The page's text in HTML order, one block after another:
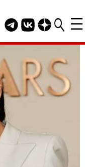
Telegram канал
Группа HELLO
Канал